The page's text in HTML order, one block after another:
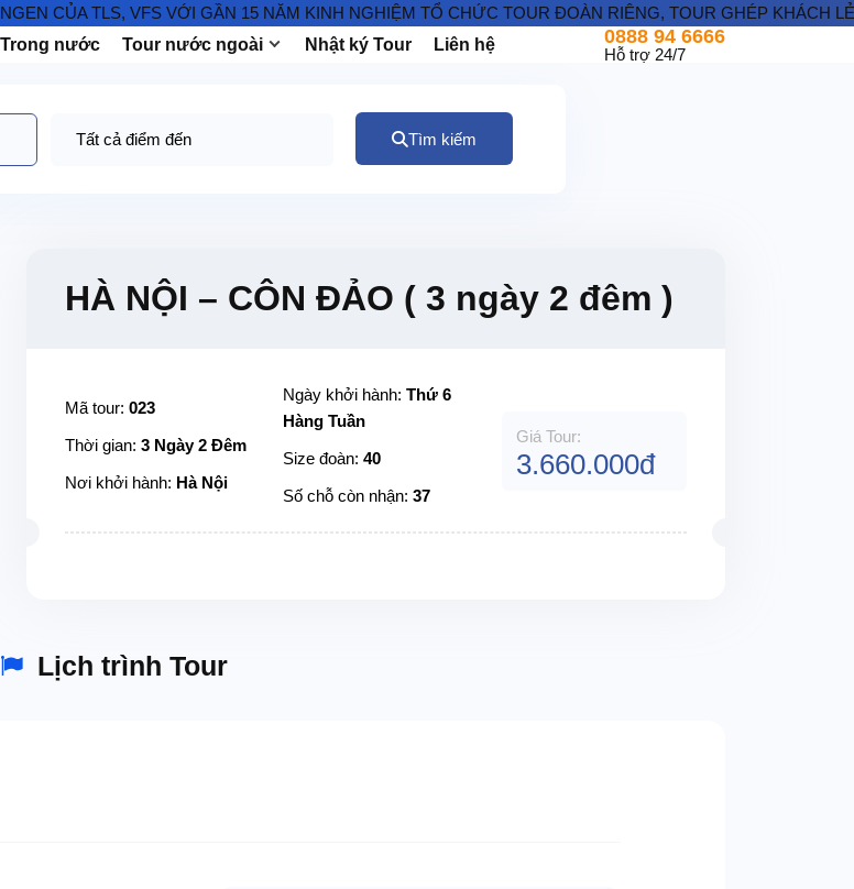
TLS, VFS VỚI GẦN 15 NĂM KINH NGHIỆM TỔ CHỨC TOUR ĐOÀN RIÊNG, TOUR GHÉP KHÁCH LẺ ĐI
nước Tour nước ngoài Nhật ký Tour Liên hệ 0888 94 6666
Hỗ trợ 24/7
Tìm kiếm
HÀ NỘI – CÔN ĐẢO ( 3 ngày 2 đêm )
Mã tour: 023
Thời gian: 3 Ngày 2 Đêm
Nơi khởi hành: Hà Nội
Ngày khởi hành:Thứ 6
Hàng Tuần
Size đoàn:40
Số chỗ còn nhận:37
Giá Tour:
3.660.000đ
Lịch trình Tour